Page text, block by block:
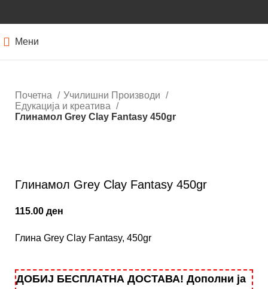
Мени
Почетна
Училишни Производи
Едукација и креатива
Глинамол Grey Clay Fantasy 450gr
Глинамол Grey Clay Fantasy 450gr
115.00 ден
Глина Grey Clay Fantasy, 450gr
ДОБИЈ БЕСПЛАТНА ДОСТАВА! Дополни ја